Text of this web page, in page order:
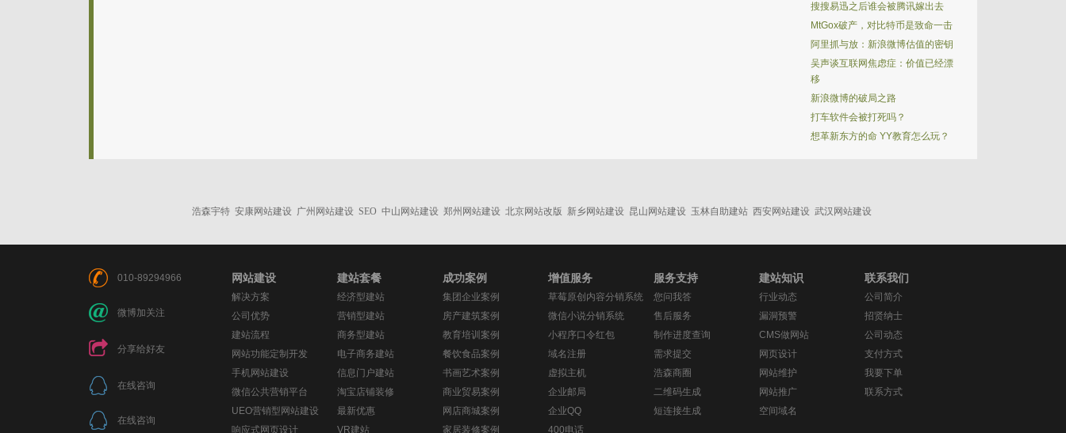
搜搜易迅之后谁会被腾讯嫁出去
MtGox破产，对比特币是致命一击
阿里抓与放：新浪微博估值的密钥
吴声谈互联网焦虑症：价值已经漂
移
新浪微博的破局之路
打车软件会被打死吗？
想革新东方的命 YY教育怎么玩？
浩森宇特 安康网站建设 广州网站建设 SEO 中山网站建设 郑州网站建设 北京网站改版 新乡网站建设 昆山网站建设 玉林自助建站 西安网站建设 武汉网站建设
010-89294966
微博加关注
分享给好友
在线咨询
在线咨询
网站建设
解决方案
公司优势
建站流程
网站功能定制开发
手机网站建设
微信公共营销平台
UEO营销型网站建设
响应式网页设计
建站套餐
经济型建站
营销型建站
商务型建站
电子商务建站
信息门户建站
淘宝店铺装修
最新优惠
VR建站
成功案例
集团企业案例
房产建筑案例
教育培训案例
餐饮食品案例
书画艺术案例
商业贸易案例
网店商城案例
家居装修案例
增值服务
草莓原创内容分销系统
微信小说分销系统
小程序口令红包
域名注册
虚拟主机
企业邮局
企业QQ
400电话
服务支持
您问我答
售后服务
制作进度查询
需求提交
浩森商圈
二维码生成
短连接生成
建站知识
行业动态
漏洞预警
CMS做网站
网页设计
网站维护
网站推广
空间域名
联系我们
公司简介
招贤纳士
公司动态
支付方式
我要下单
联系方式